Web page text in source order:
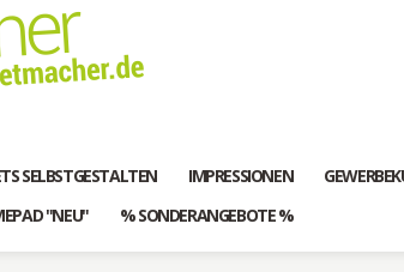
SELBSTGESTALTEN IMPRESSIONEN
"NEU" % SONDERANGEBOTE %